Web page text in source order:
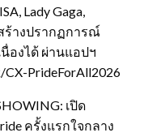
Lady Gaga,
สร้างปรากฏการณ์
องได้ ผ่านแอปฯ
CX-PrideForAll2026
เปิด
ครั้งแรกใจกลาง